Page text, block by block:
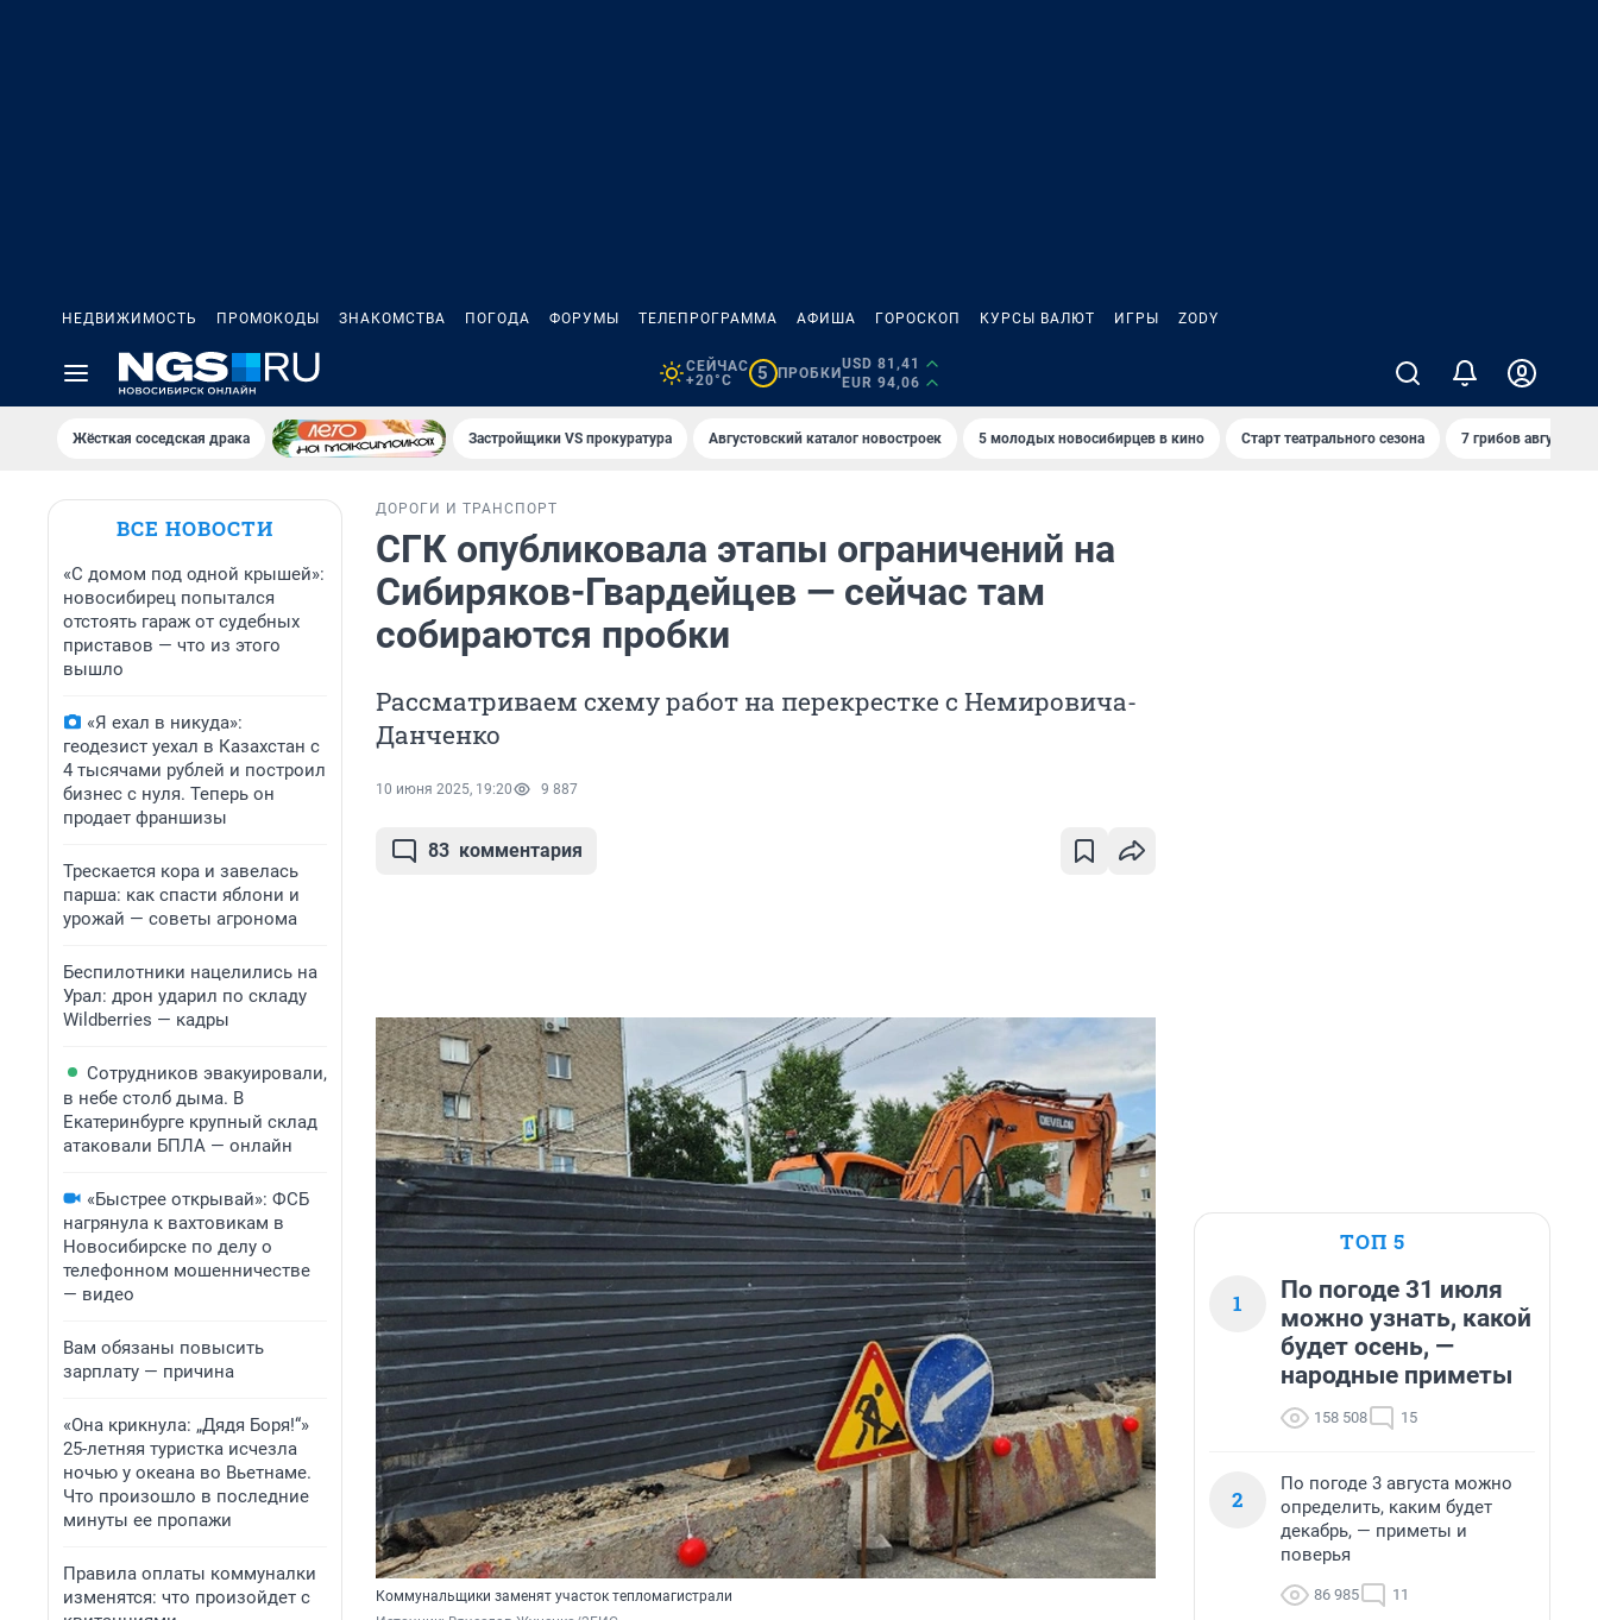
НЕДВИЖИМОСТЬ ПРОМОКОДЫ ЗНАКОМСТВА ПОГОДА ФОРУМЫ ТЕЛЕПРОГРАММА АФИША ГОРОСКОП КУРСЫ ВАЛЮТ ИГРЫ ZODY
СЕЙЧАС
+20°C
5 ПРОБКИ
USD 81,41
EUR 94,06
Жёсткая соседская драка Застройщики VS прокуратура Августовский каталог новостроек 5 молодых новосибирцев в кино Старт театрального сезона 7 грибов августа
ВСЕ НОВОСТИ
«С домом под одной крышей»:
новосибирец попытался
отстоять гараж от судебных
приставов — что из этого
вышло
«Я ехал в никуда»:
геодезист уехал в Казахстан с
4 тысячами рублей и построил
бизнес с нуля. Теперь он
продает франшизы
Трескается кора и завелась
парша: как спасти яблони и
урожай — советы агронома
Беспилотники нацелились на
Урал: дрон ударил по складу
Wildberries — кадры
Сотрудников эвакуировали,
в небе столб дыма. В
Екатеринбурге крупный склад
атаковали БПЛА — онлайн
«Быстрее открывай»: ФСБ
нагрянула к вахтовикам в
Новосибирске по делу о
телефонном мошенничестве
— видео
Вам обязаны повысить
зарплату — причина
«Она крикнула: „Дядя Боря!“»
25-летняя туристка исчезла
ночью у океана во Вьетнаме.
Что произошло в последние
минуты ее пропажи
Правила оплаты коммуналки
изменятся: что произойдет с
ДОРОГИ И ТРАНСПОРТ
СГК опубликовала этапы ограничений на
Сибиряков-Гвардейцев — сейчас там
собираются пробки
Рассматриваем схему работ на перекрестке с Немировича-
Данченко
10 июня 2025, 19:20 9 887
83 комментария
Коммунальщики заменят участок тепломагистрали
ТОП 5
1
По погоде 31 июля
можно узнать, какой
будет осень, —
народные приметы
158 508 15
2
По погоде 3 августа можно
определить, каким будет
декабрь, — приметы и
поверья
86 985 11